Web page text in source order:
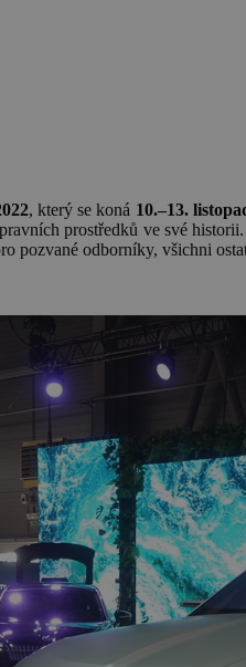
, který se koná 10.–13.
prostředků ve své
odborníky, všichni